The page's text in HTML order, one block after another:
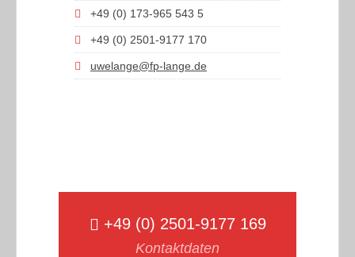
+49 (0) 173-965 543 5
+49 (0) 2501-9177 170
uwelange@fp-lange.de
+49 (0) 2501-9177 169
Kontaktdaten